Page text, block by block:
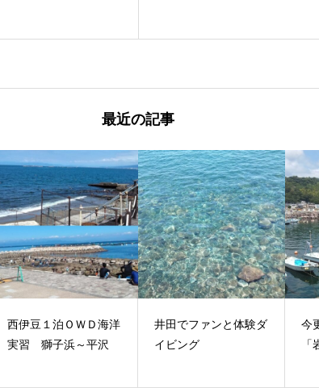
最近の記事
井田でファンと体験ダ
イビング
今更ながら初ポイント
「岩」
徳